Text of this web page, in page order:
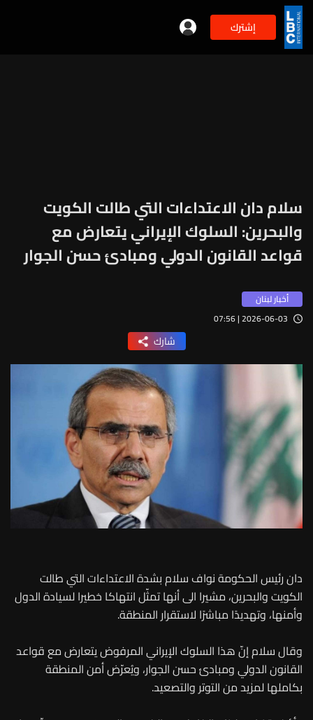
إشترك
سلام دان الاعتداءات التي طالت الكويت
والبحرين: السلوك الإيراني يتعارض مع
قواعد القانون الدولي ومبادئ حسن الجوار
أخبار لبنان
2026-06-03 | 07:56
شارك
دان رئيس الحكومة نواف سلام بشدة الاعتداءات التي طالت
الكويت والبحرين، مشيرا الى أنها تمثّل انتهاكا خطيرا لسيادة الدول
وأمنها، وتهديدًا مباشرًا لاستقرار المنطقة.
وقال سلام إنّ هذا السلوك الإيراني المرفوض يتعارض مع قواعد
القانون الدولي ومبادئ حسن الجوار، ويُعرّض أمن المنطقة
بكاملها لمزيد من التوتر والتصعيد.